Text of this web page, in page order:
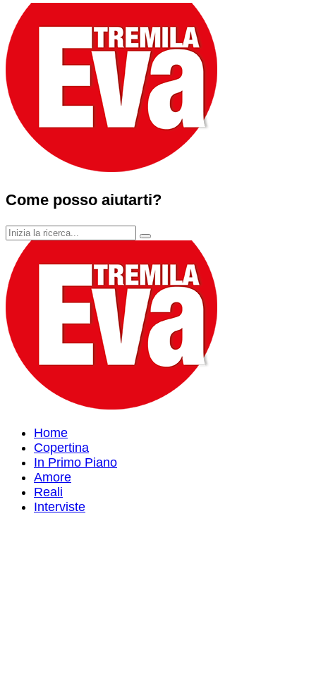
Come posso aiutarti?
Home
Copertina
In Primo Piano
Amore
Reali
Interviste